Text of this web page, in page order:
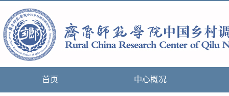
首页 中心概况